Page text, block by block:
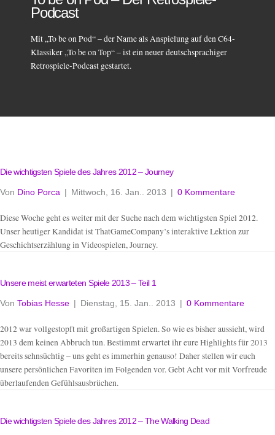
Podcast
Mit „To be on Pod“ – der Name als Anspielung auf den C64-
Klassiker „To be on Top“ – ist ein neuer deutschsprachiger
Retrospiele-Podcast gestartet.
Die wichtigsten Spiele des Jahres 2012 – Journey
Von Dino Porca | Mittwoch, 16. Jan.. 2013 | 0 Kommentare
Diese Woche geht es weiter mit der Suche nach dem wichtigsten Spiel 2012.
Unser heutiger Kandidat ist ThatGameCompany’s interaktive Lektion zur
Geschichtserzählung in Videospielen, Journey.
Unsere meist erwarteten Spiele 2013 – Teil 1
Von Tobias Hesse | Dienstag, 15. Jan.. 2013 | 0 Kommentare
2012 war vollgestopft mit großartigen Spielen. So wie es bisher aussieht, wird
2013 dem keinen Abbruch tun. Bestimmt erwartet ihr eure Highlights für 2013
bereits sehnsüchtig – uns geht es immerhin genauso! Daher stellen wir euch
unsere persönlichen Favoriten im Folgenden vor. Gebt Acht vor mit Vorfreude
überlaufenden Gefühlsausbrüchen.
Die wichtigsten Spiele des Jahres 2012 – The Walking Dead